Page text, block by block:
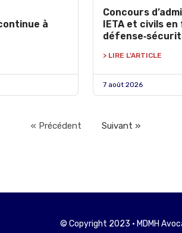
à
Concours
IETA et civils
> LIRE L'ARTICLE
7 août 2026
« Précédent Suivant »
© Copyright 2023 • MDMH